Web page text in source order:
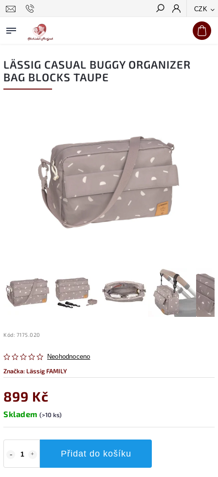
CZK
Hledat
LÄSSIG CASUAL BUGGY ORGANIZER
BAG BLOCKS TAUPE
Kód: 7175.020
Neohodnoceno
Značka: Lässig FAMILY
899 Kč
Skladem (>10 ks)
Přidat do košíku